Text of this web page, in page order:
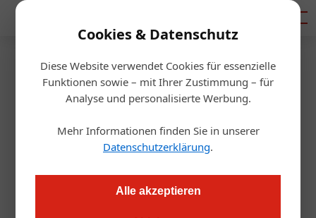
Cookies & Datenschutz
Diese Website verwendet Cookies für essenzielle
Funktionen sowie – mit Ihrer Zustimmung – für
Analyse und personalisierte Werbung.
Mehr Informationen finden Sie in unserer
Datenschutzerklärung.
Alle akzeptieren
Startseite/Gastro & Hotel
Sprungbrett für die Karriere
Redaktion.OEGZ 11.10.2012, 00:00 Uhr
Linz. Die Linzer hotspots Gastronomen und Hoteliers bieten